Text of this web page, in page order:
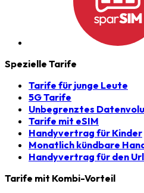
Spezielle Tarife
Tarife für junge Leute
5G Tarife
Unbegrenztes
Tarife mit eSIM
Handyvertrag für Kinder
Monatlich kündbare
Handyvertrag für den
Tarife mit Kombi-Vorteil